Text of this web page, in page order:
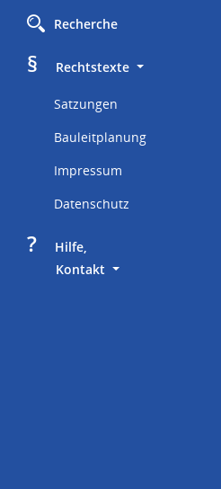
Recherche
§
     Rechtstexte
Satzungen
Bauleitplanung
Impressum
Datenschutz
?
     Hilfe,
Kontakt